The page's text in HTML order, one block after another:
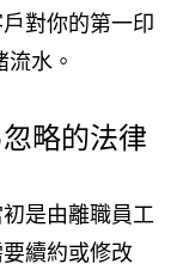
對你的第一印
水。
略的法律
是由離職員工
續約或修改